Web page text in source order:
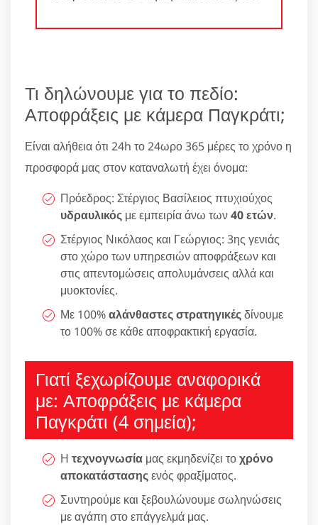
Τι δηλώνουμε για το πεδίο:
Αποφράξεις με κάμερα Παγκράτι;
Είναι αλήθεια ότι 24h το 24ωρο 365 μέρες το χρόνο η
προσφορά μας στον καταναλωτή έχει όνομα:
Πρόεδρος: Στέργιος Βασίλειος πτυχιούχος
υδραυλικός με εμπειρία άνω των40 ετών.
Στέργιος Νικόλαος και Γεώργιος: 3ης γενιάς
στο χώρο των υπηρεσιών αποφράξεων και
στις απεντομώσεις απολυμάνσεις αλλά και
μυοκτονίες.
Με 100%αλάνθαστες στρατηγικέςδίνουμε
το 100% σε κάθε αποφρακτική εργασία.
Γιατί ξεχωρίζουμε αναφορικά
με: Αποφράξεις με κάμερα
Παγκράτι (4 σημεία);
Η τεχνογνωσία μας εκμηδενίζει τοχρόνο
αποκατάστασηςενός φραξίματος.
Συντηρούμε και ξεβουλώνουμε σωληνώσεις
με αγάπη στο επάγγελμά μας.